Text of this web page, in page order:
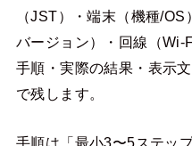
（JST）・端末（機種/
バージョン）・回線（Wi-
手順・実際の結果・表示
で残します。